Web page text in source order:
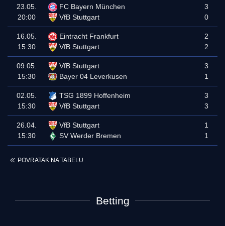
23.05.
20:00
FC Bayern München
VfB Stuttgart
3
0
16.05.
15:30
Eintracht Frankfurt
VfB Stuttgart
2
2
09.05.
15:30
VfB Stuttgart
Bayer 04 Leverkusen
3
1
02.05.
15:30
TSG 1899 Hoffenheim
VfB Stuttgart
3
3
26.04.
15:30
VfB Stuttgart
SV Werder Bremen
1
1
POVRATAK NA TABELU
Betting